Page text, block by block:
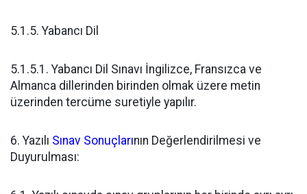
5.1.5. Yabancı Dil
5.1.5.1. Yabancı Dil Sınavı İngilizce, Fransızca ve
Almanca dillerinden birinden olmak üzere metin
üzerinden tercüme suretiyle yapılır.
6. Yazılı Sınav Sonuçlarının Değerlendirilmesi ve
Duyurulması: